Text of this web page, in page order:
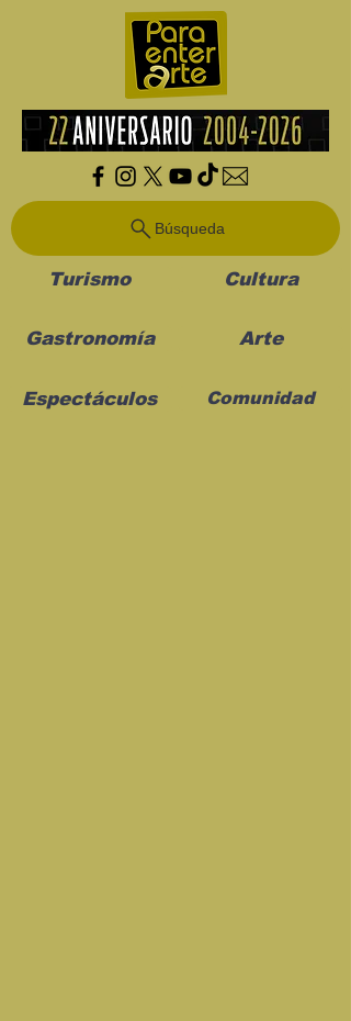
Búsqueda
Turismo Cultura
Gastronomía Arte
Espectáculos Comunidad